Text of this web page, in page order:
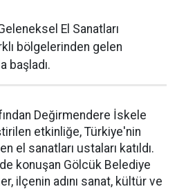
El Sanatları
bölgelerinden gelen
başladı.
Değirmendere İskele
etkinliğe, Türkiye'nin
el sanatları ustaları katıldı.
konuşan Gölcük Belediye
ilçenin adını sanat, kültür ve